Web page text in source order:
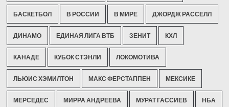
БАСКЕТБОЛ В РОССИИ В МИРЕ ДЖОРДЖ РАССЕЛЛ
ДИНАМО ЕДИНАЯ ЛИГА ВТБ ЗЕНИТ КХЛ
КАНАДЕ КУБОК СТЭНЛИ ЛОКОМОТИВА
ЛЬЮИС ХЭМИЛТОН МАКС ФЕРСТАППЕН МЕКСИКЕ
МЕРСЕДЕС МИРРА АНДРЕЕВА МУРАТ ГАССИЕВ НБА